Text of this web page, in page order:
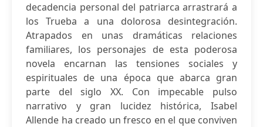
decadencia personal del patriarca arrastrará a
los Trueba a una dolorosa desintegración.
Atrapados en unas dramáticas relaciones
familiares, los personajes de esta poderosa
novela encarnan las tensiones sociales y
espirituales de una época que abarca gran
parte del siglo XX. Con impecable pulso
narrativo y gran lucidez histórica, Isabel
Allende ha creado un fresco en el que conviven